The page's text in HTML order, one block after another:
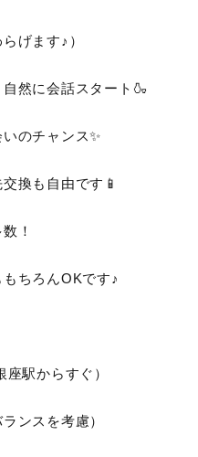
げます♪）
然に会話スタート🍶
のチャンス✨
換も自由です📱
！
もちろんOKです♪
駅からすぐ）
ンスを考慮）